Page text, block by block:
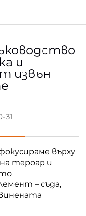
и
извън
31
върху
тероар и
– съда,